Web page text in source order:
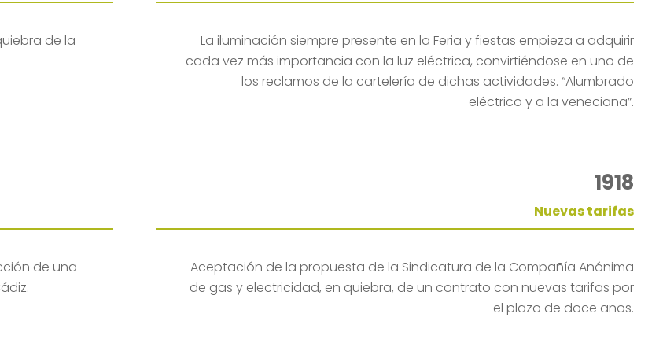
de la
La iluminación siempre presente en la Feria y fiestas empieza a adquirir
cada vez más importancia con la luz eléctrica, convirtiéndose en uno de
los reclamos de la cartelería de dichas actividades. “Alumbrado
eléctrico y a la veneciana”.
de una
1918
Nuevas tarifas
Aceptación de la propuesta de la Sindicatura de la Compañía Anónima
de gas y electricidad, en quiebra, de un contrato con nuevas tarifas por
el plazo de doce años.